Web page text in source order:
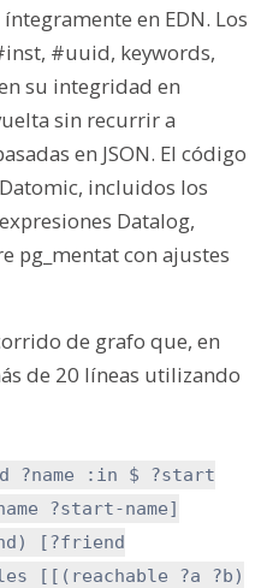
en EDN. Los
#uuid, keywords,
su integridad en
sin recurrir a
en JSON. El código
incluidos los
Datalog,
pg_mentat con ajustes
de grafo que, en
de 20 líneas utilizando
?name :in $ ?start
?start-name]
[?friend
[[(reachable ?a ?b)